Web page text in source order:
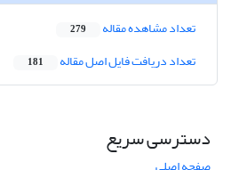
تعداد مشاهده مقاله 279
تعداد دریافت فایل اصل مقاله 181
دسترسی سریع